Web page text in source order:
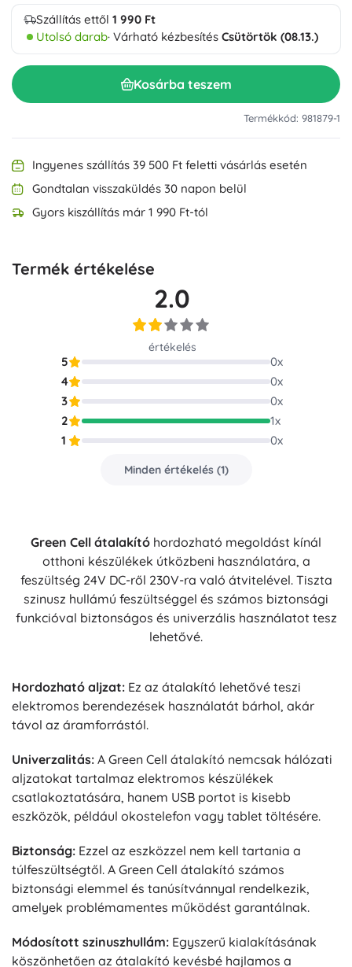
Szállítás ettől 1 990 Ft
Utolsó darab· Várható kézbesítés Csütörtök (08.13.)
Kosárba teszem
Termékkód: 981879-1
Ingyenes szállítás 39 500 Ft feletti vásárlás esetén
Gondtalan visszaküldés 30 napon belül
Gyors kiszállítás már 1 990 Ft-tól
Termék értékelése
2.0
értékelés
5 0x
4
0x
3
0x
2
1x
1
0x
Minden értékelés(1)
Green Cell átalakító hordozható megoldást kínál
otthoni készülékek útközbeni használatára, a
feszültség 24V DC-ről 230V-ra való átvitelével. Tiszta
szinusz hullámú feszültséggel és számos biztonsági
funkcióval biztonságos és univerzális használatot tesz
lehetővé.
Hordozható aljzat: Ez az átalakító lehetővé teszi
elektromos berendezések használatát bárhol, akár
távol az áramforrástól.
Univerzalitás: A Green Cell átalakító nemcsak hálózati
aljzatokat tartalmaz elektromos készülékek
csatlakoztatására, hanem USB portot is kisebb
eszközök, például okostelefon vagy tablet töltésére.
Biztonság: Ezzel az eszközzel nem kell tartania a
túlfeszültségtől. A Green Cell átalakító számos
biztonsági elemmel és tanúsítvánnyal rendelkezik,
amelyek problémamentes működést garantálnak.
Módosított szinuszhullám: Egyszerű kialakításának
köszönhetően az átalakító kevésbé hajlamos a